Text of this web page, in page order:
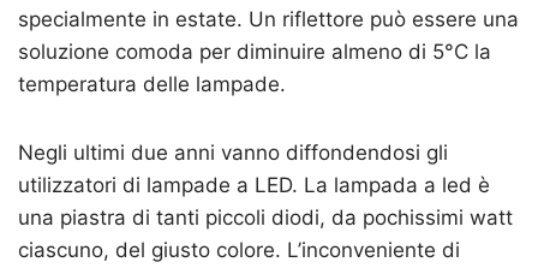
specialmente in estate. Un riflettore può essere una
soluzione comoda per diminuire almeno di 5°C la
temperatura delle lampade.
Negli ultimi due anni vanno diffondendosi gli
utilizzatori di lampade a LED. La lampada a led è
una piastra di tanti piccoli diodi, da pochissimi watt
ciascuno, del giusto colore. L’inconveniente di